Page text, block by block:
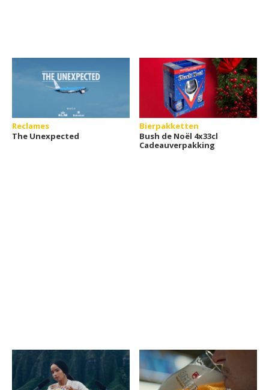
Reclames
The Unexpected
Bierpakketten
Bush de Noël 4x33cl
Cadeauverpakking